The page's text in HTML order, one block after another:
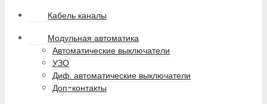
Кабель каналы
Модульная автоматика
Автоматические выключатели
УЗО
Диф. автоматические выключатели
Доп-контакты